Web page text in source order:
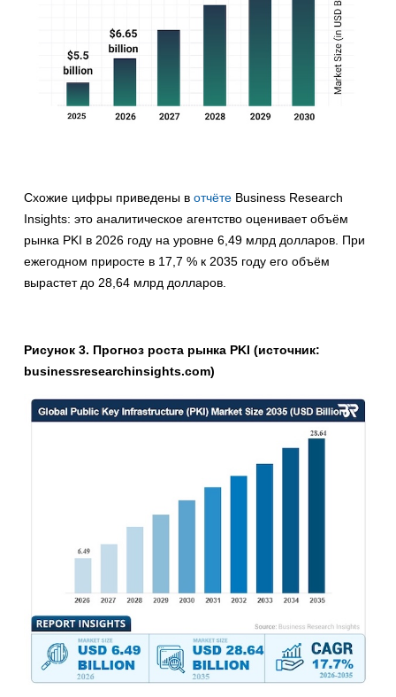
Схожие цифры приведены в отчёте Business Research
Insights: это аналитическое агентство оценивает объём
рынка PKI в 2026 году на уровне 6,49 млрд долларов. При
ежегодном приросте в 17,7 % к 2035 году его объём
вырастет до 28,64 млрд долларов.
Рисунок 3. Прогноз роста рынка PKI (источник:
businessresearchinsights.com)